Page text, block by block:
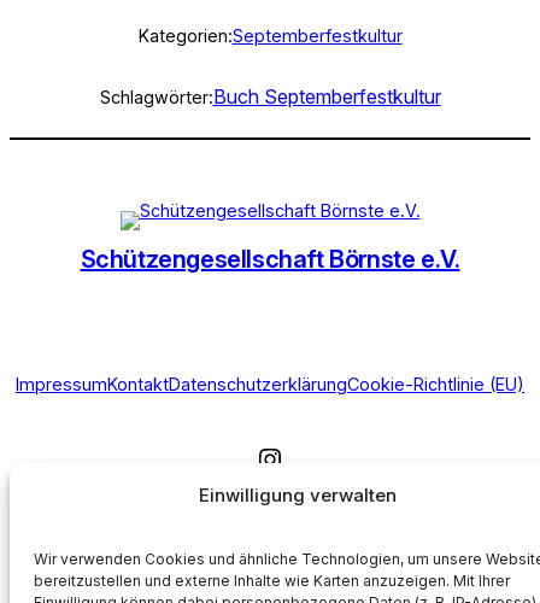
Einwilligung verwalten
Wir verwenden Cookies und ähnliche Technologien, um unsere
bereitzustellen und externe Inhalte wie Karten anzuzeigen. Mit Ihrer
Kategorien:Septemberfestkultur
Schlagwörter:Buch Septemberfestkultur
Schützengesellschaft Börnste e.V.
ImpressumKontaktDatenschutzerklärungCookie-Richtlinie (EU)
Instagram